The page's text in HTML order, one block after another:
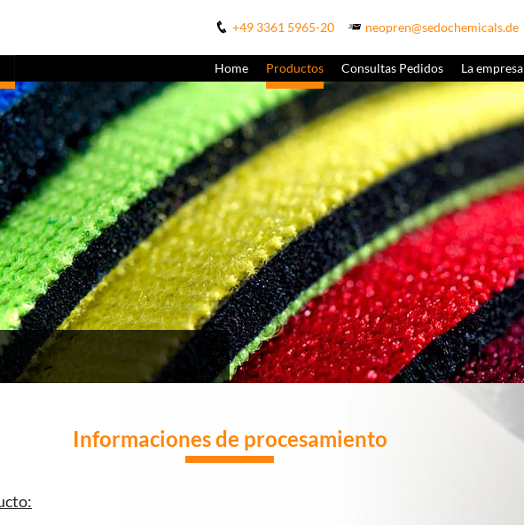
+49 3361 5965-20 neopren@sedochemicals.de
Home Productos Consultas Pedidos La empresa
Informaciones de procesamiento